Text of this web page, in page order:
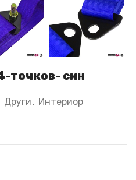
точков- син
Други , Интериор